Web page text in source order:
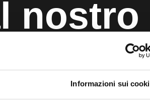
Informazioni sui
nostro